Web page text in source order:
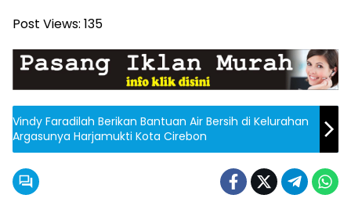
Post Views: 135
Vindy Faradilah Berikan Bantuan Air Bersih di Kelurahan
Argasunya Harjamukti Kota Cirebon